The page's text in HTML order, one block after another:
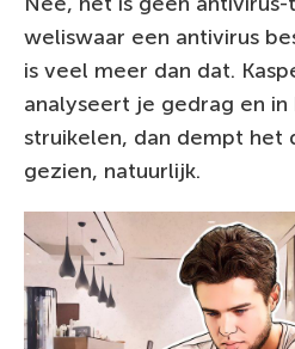
weliswaar een antivirus
is veel meer dan dat.
analyseert je gedrag en
struikelen, dan dempt het
gezien, natuurlijk.